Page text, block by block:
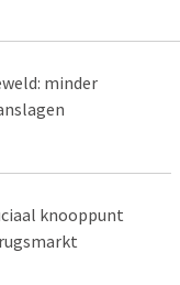
minder
knooppunt